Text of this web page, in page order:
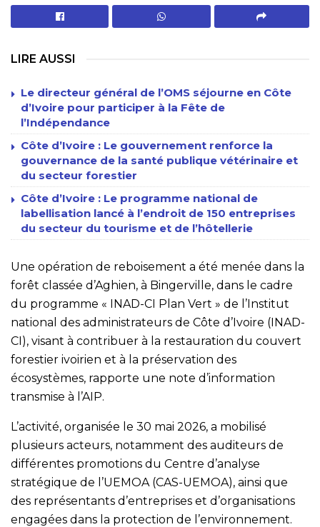
LIRE AUSSI
Le directeur général de l’OMS séjourne en Côte
d’Ivoire pour participer à la Fête de
l’Indépendance
Côte d’Ivoire : Le gouvernement renforce la
gouvernance de la santé publique vétérinaire et
du secteur forestier
Côte d’Ivoire : Le programme national de
labellisation lancé à l’endroit de 150 entreprises
du secteur du tourisme et de l’hôtellerie
Une opération de reboisement a été menée dans la
forêt classée d’Aghien, à Bingerville, dans le cadre
du programme « INAD-CI Plan Vert » de l’Institut
national des administrateurs de Côte d’Ivoire (INAD-
CI), visant à contribuer à la restauration du couvert
forestier ivoirien et à la préservation des
écosystèmes, rapporte une note d’information
transmise à l’AIP.
L’activité, organisée le 30 mai 2026, a mobilisé
plusieurs acteurs, notamment des auditeurs de
différentes promotions du Centre d’analyse
stratégique de l’UEMOA (CAS-UEMOA), ainsi que
des représentants d’entreprises et d’organisations
engagées dans la protection de l’environnement.